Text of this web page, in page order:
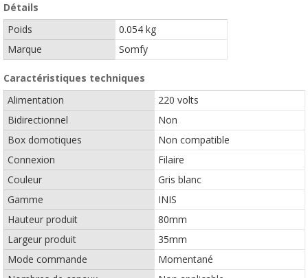
Détails
Poids
0.054 kg
Marque
Somfy
Caractéristiques techniques
Alimentation
220 volts
Bidirectionnel
Non
Box domotiques
Non compatible
Connexion
Filaire
Couleur
Gris blanc
Gamme
INIS
Hauteur produit
80mm
Largeur produit
35mm
Mode commande
Momentané